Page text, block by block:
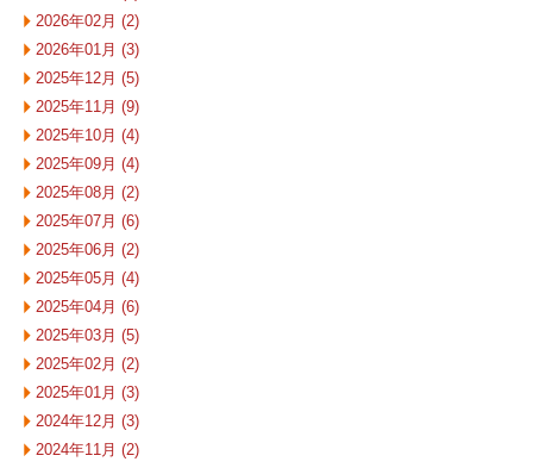
2026年02月 (2)
2026年01月 (3)
2025年12月 (5)
2025年11月 (9)
2025年10月 (4)
2025年09月 (4)
2025年08月 (2)
2025年07月 (6)
2025年06月 (2)
2025年05月 (4)
2025年04月 (6)
2025年03月 (5)
2025年02月 (2)
2025年01月 (3)
2024年12月 (3)
2024年11月 (2)